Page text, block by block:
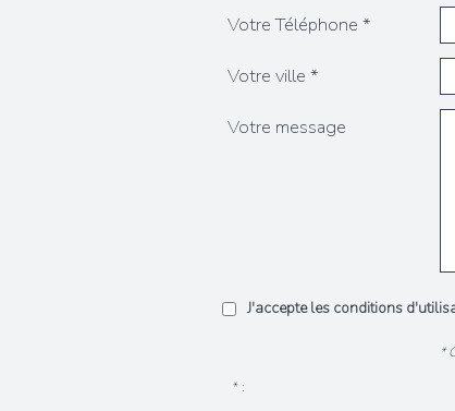
Votre Téléphone *
Votre ville *
Votre message
J'accepte les conditions
*
* :